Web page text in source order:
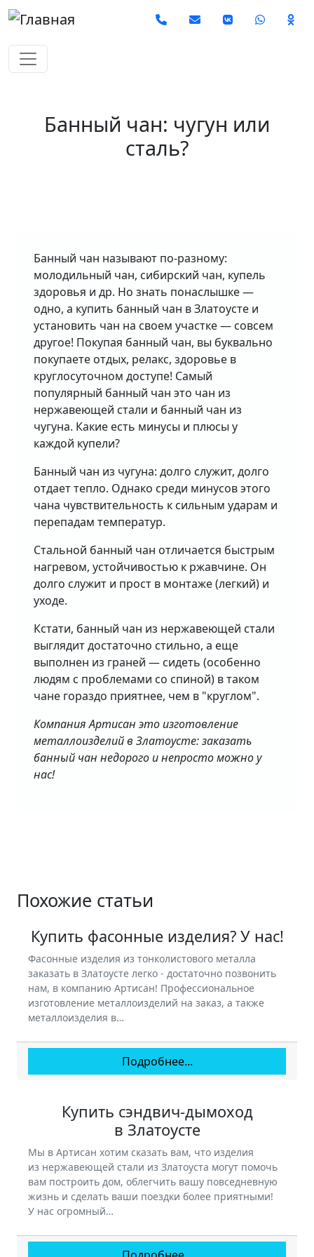
Social
Банный чан: чугун или
сталь?
Банный чан называют по-разному:
молодильный чан, сибирский чан, купель
здоровья и др. Но знать понаслышке —
одно, а купить банный чан в Златоусте и
установить чан на своем участке — совсем
другое! Покупая банный чан, вы буквально
покупаете отдых, релакс, здоровье в
круглосуточном доступе! Самый
популярный банный чан это чан из
нержавеющей стали и банный чан из
чугуна. Какие есть минусы и плюсы у
каждой купели?
Банный чан из чугуна: долго служит, долго
отдает тепло. Однако среди минусов этого
чана чувствительность к сильным ударам и
перепадам температур.
Стальной банный чан отличается быстрым
нагревом, устойчивостью к ржавчине. Он
долго служит и прост в монтаже (легкий) и
уходе.
Кстати, банный чан из нержавеющей стали
выглядит достаточно стильно, а еще
выполнен из граней — сидеть (особенно
людям с проблемами со спиной) в таком
чане гораздо приятнее, чем в "круглом".
Компания Артисан это изготовление
металлоизделий в Златоусте: заказать
банный чан недорого и непросто можно у
нас!
Похожие статьи
Купить фасонные изделия? У нас!
Фасонные изделия из тонколистового металла
заказать в Златоусте легко - достаточно позвонить
нам, в компанию Артисан! Профессиональное
изготовление металлоизделий на заказ, а также
металлоизделия в…
Подробнее...
Купить сэндвич-дымоход
в Златоусте
Мы в Артисан хотим сказать вам, что изделия
из нержавеющей стали из Златоуста могут помочь
вам построить дом, облегчить вашу повседневную
жизнь и сделать ваши поездки более приятными!
У нас огромный…